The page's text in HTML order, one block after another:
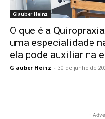
Glauber Heinz
O que é a
uma especialidade
ela pode auxiliar na
Glauber Heinz - 30 de junho de
-